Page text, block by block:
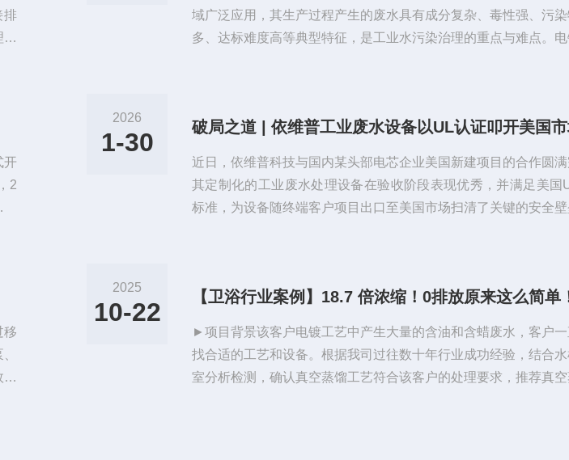
排
设
域广泛应用，其生产过程产生的废水具有成分复杂、毒性强、污
多、达标难度高等典型特征，是工业水污染治理的重点与难点。
提升，现代化电镀污水处理设备朝着分质分类、靶向处理、高效
开
2
2026
1-30
近日，依维普科技与国内某头部电芯企业美国新建项目的合作圆
其定制化的工业废水处理设备在验收阶段表现优秀，并满足美国
标准，为设备随终端客户项目出口至美国市场扫清了关键的安全
邦法律强制，却因其高市场认可度，已成为设备制造商、采购商
移
、
2025
10-22
►项目背景该客户电镀工艺中产生大量的含油和含蜡废水，客户
找合适的工艺和设备。根据我司过往数十年行业成功经验，结合
室分析检测，确认真空蒸馏工艺符合该客户的处理要求，推荐真